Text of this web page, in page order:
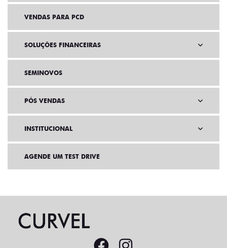
VENDAS PARA PCD
SOLUÇÕES FINANCEIRAS
SEMINOVOS
PÓS VENDAS
INSTITUCIONAL
AGENDE UM TEST DRIVE